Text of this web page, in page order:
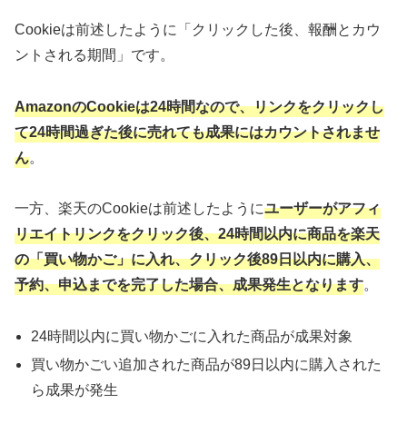
Cookieは前述したように「クリックした後、報酬とカウ
ントされる期間」です。
AmazonのCookieは24時間なので、リンクをクリックし
て24時間過ぎた後に売れても成果にはカウントされませ
ん。
一方、楽天のCookieは前述したようにユーザーがアフィ
リエイトリンクをクリック後、24時間以内に商品を楽天
の「買い物かご」に入れ、クリック後89日以内に購入、
予約、申込までを完了した場合、成果発生となります。
24時間以内に買い物かごに入れた商品が成果対象
買い物かごい追加された商品が89日以内に購入された
ら成果が発生